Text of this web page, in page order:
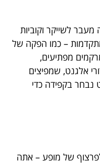
מעבר לשייקר וקוביות
– כמו הפקה של
מפתיעים,
אלגנט, שמפיצים
נבחר בקפידה כדי
של מופע – אתה